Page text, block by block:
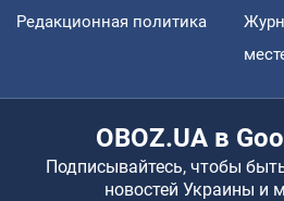
Редакционная политика
OBOZ.UA в
Подписывайтесь, чтобы
новостей Украины и